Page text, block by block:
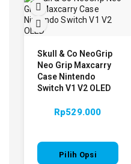
Skull & Co NeoGrip
Neo Grip Maxcarry
Case Nintendo
Switch V1 V2 OLED
Rp529.000
Pilih Opsi